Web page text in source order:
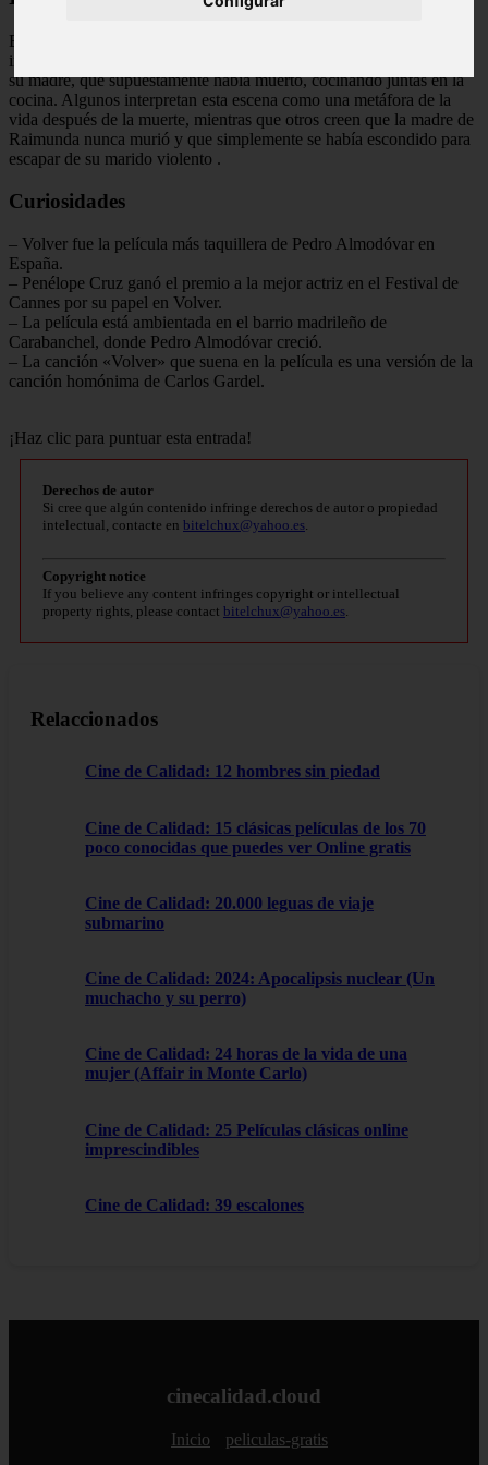
El final de Volver es bastante sorprendente y tiene varias
interpretaciones posibles. En la última escena, vemos a Raimunda y
su madre, que supuestamente había muerto, cocinando juntas en la
cocina. Algunos interpretan esta escena como una metáfora de la
vida después de la muerte, mientras que otros creen que la madre de
Raimunda nunca murió y que simplemente se había escondido para
escapar de su marido violento .
Curiosidades
– Volver fue la película más taquillera de Pedro Almodóvar en
España.
– Penélope Cruz ganó el premio a la mejor actriz en el Festival de
Cannes por su papel en Volver.
– La película está ambientada en el barrio madrileño de
Carabanchel, donde Pedro Almodóvar creció.
– La canción «Volver» que suena en la película es una versión de la
canción homónima de Carlos Gardel.
¡Haz clic para puntuar esta entrada!
Derechos de autor
Si cree que algún contenido infringe derechos de autor o propiedad
intelectual, contacte en bitelchux@yahoo.es
Copyright notice
If you believe any content infringes copyright or intellectual
property rights, please contact bitelchux@yahoo.es
Relaccionados
Cine de Calidad: 12 hombres sin piedad
Cine de Calidad: 15 clásicas películas de los 70
poco conocidas que puedes ver Online gratis
Cine de Calidad: 20.000 leguas de viaje
submarino
Cine de Calidad: 2024: Apocalipsis nuclear (Un
muchacho y su perro)
Cine de Calidad: 24 horas de la vida de una
mujer (Affair in Monte Carlo)
Cine de Calidad: 25 Películas clásicas online
imprescindibles
Cine de Calidad: 39 escalones
cinecalidad.cloud
Inicio peliculas-gratis